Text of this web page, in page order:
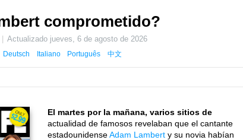
comprometido?
Actualizado jueves, 6 de agosto de 2026
Deutsch Italiano Português 中文
El martes por la mañana, varios sitios de
actualidad de famosos revelaban que el cantante
estadounidenseAdam Lambert y su novia habían